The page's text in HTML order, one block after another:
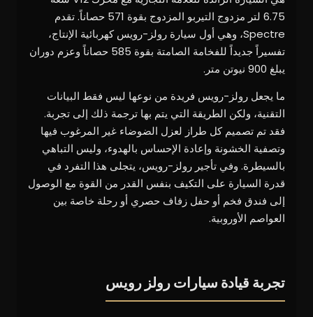
6.75 لتر مزدوج التيربو المزدوج بقوة 571 حصاناً. تقدم
Spectre، وهي أول سيارة رولز-رويس كهربائية الإنتاج،
تفسيراً جديداً للفخامة الصامتة بقوة 585 حصاناً وعزم دوران
يبلغ 900 نيوتن متر.
ما يجعل رولز-رويس فريدة من نوعها ليس فقط البيانات
التقنية، ولكن الطريقة التي يتم بها ترجمة ذلك إلى تجربة.
فقد تم تصميم كل طراز لعزل الضوضاء غير المرغوب فيها
وتصفية الخشونة وإعادة الإحساس بالهدوء، وليس التباهي
بالسيطرة. وفي تأجير رولز-رويس، يتجلى هذا التفرد في
قدرة السيارة على التكيف بنفس القدر من القوة مع الوصول
إلى فندق فخم أو حفل زفاف حصري أو رحلة خاصة بين
العواصم الأوروبية.
تجربة قيادة سيارات رولز رويس